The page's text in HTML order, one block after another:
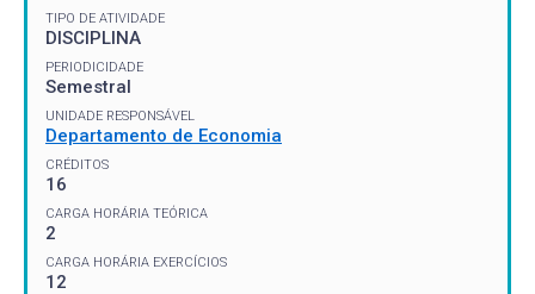
TIPO DE ATIVIDADE
DISCIPLINA
PERIODICIDADE
Semestral
UNIDADE RESPONSÁVEL
Departamento de Economia
CRÉDITOS
16
CARGA HORÁRIA TEÓRICA
2
CARGA HORÁRIA EXERCÍCIOS
12